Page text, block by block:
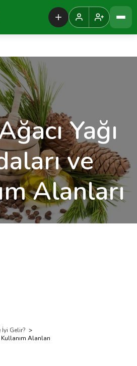
Yağı
ve
Alanları
İyi Gelir? >
Kullanım Alanları